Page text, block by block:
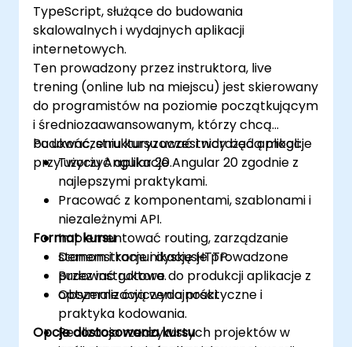
TypeScript, służące do budowania
skalowalnych i wydajnych aplikacji
internetowych.
Ten prowadzony przez instruktora, live
trening (online lub na miejscu) jest skierowany
do programistów na poziomie początkującym
i średniozaawansowanym, którzy chcą
budować, strukturyzować i wdrażać aplikacje
przy użyciu Angular 20.
Po ukończeniu kursu uczestnicy będą mogli:
Tworzyć aplikacje Angular 20 zgodnie z
najlepszymi praktykami.
Pracować z komponentami, szablonami i
niezależnymi API.
Implementować routing, zarządzanie
stanem i komunikację HTTP.
Budować gotowe do produkcji aplikacje z
optymalizacją wydajności.
Format kursu
Demonstracje i dyskusje prowadzone
przez instruktora.
Obszerne ćwiczenia praktyczne i
praktyka kodowania.
Realizacja rzeczywistych projektów w
Opcje dostosowania kursu